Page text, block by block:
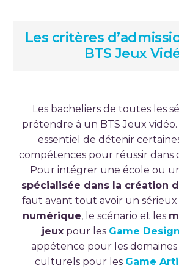
Les critères
BTS Jeux
Les bacheliers de toutes les
prétendre à un BTS Jeux vidéo.
essentiel de détenir
compétences pour réussir dans
Pour intégrer une école ou
spécialisée dans la création
faut avant tout avoir un sérieux
numérique, le scénario et les
jeux pour les Game
appétence pour les
culturels pour les Game